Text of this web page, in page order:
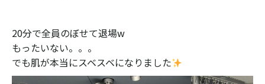
20分で全員のぼせて退場w
もったいない。。。
でも肌が本当にスベスベになりました